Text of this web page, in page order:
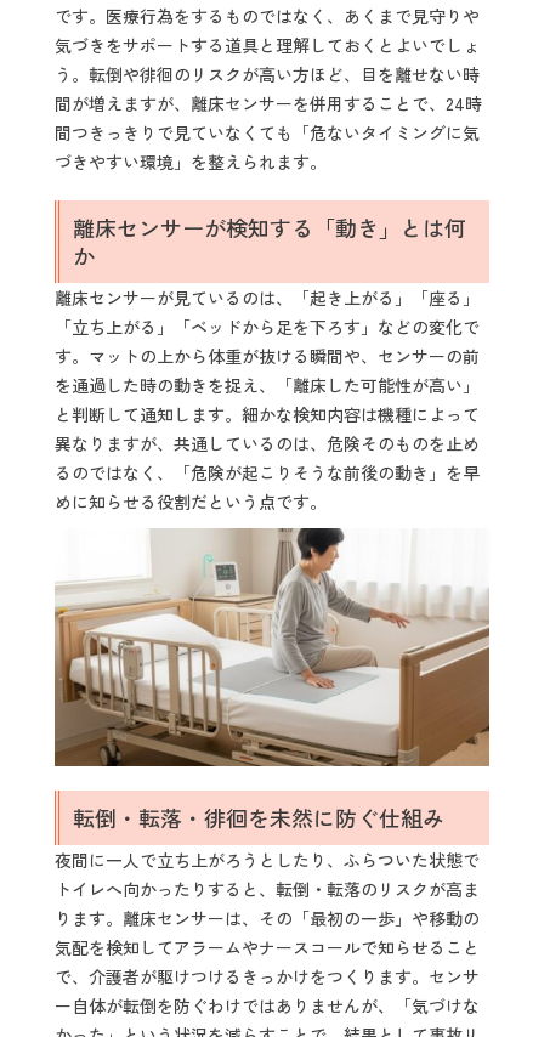
です。医療行為をするものではなく、あくまで見守りや
気づきをサポートする道具と理解しておくとよいでしょ
う。転倒や徘徊のリスクが高い方ほど、目を離せない時
間が増えますが、離床センサーを併用することで、24時
間つきっきりで見ていなくても「危ないタイミングに気
づきやすい環境」を整えられます。
離床センサーが検知する「動き」とは何
か
離床センサーが見ているのは、「起き上がる」「座る」
「立ち上がる」「ベッドから足を下ろす」などの変化で
す。マットの上から体重が抜ける瞬間や、センサーの前
を通過した時の動きを捉え、「離床した可能性が高い」
と判断して通知します。細かな検知内容は機種によって
異なりますが、共通しているのは、危険そのものを止め
るのではなく、「危険が起こりそうな前後の動き」を早
めに知らせる役割だという点です。
転倒・転落・徘徊を未然に防ぐ仕組み
夜間に一人で立ち上がろうとしたり、ふらついた状態で
トイレへ向かったりすると、転倒・転落のリスクが高ま
ります。離床センサーは、その「最初の一歩」や移動の
気配を検知してアラームやナースコールで知らせること
で、介護者が駆けつけるきっかけをつくります。センサ
ー自体が転倒を防ぐわけではありませんが、「気づけな